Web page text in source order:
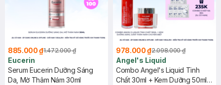
885.000 ₫1.472.000 ₫
Eucerin
Serum Eucerin Dưỡng Sáng
Da, Mờ Thâm Nám 30ml
978.000 ₫2.098.000 ₫
Angel's Liquid
Combo Angel's Liquid Tinh
Chất 30ml + Kem Dưỡng 50ml